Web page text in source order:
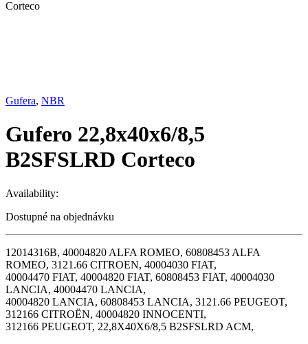
Corteco
Gufera, NBR
Gufero 22,8x40x6/8,5
B2SFSLRD Corteco
Availability:
Dostupné na objednávku
12014316B, 40004820 ALFA ROMEO, 60808453 ALFA
ROMEO, 3121.66 CITROEN, 40004030 FIAT,
40004470 FIAT, 40004820 FIAT, 60808453 FIAT, 40004030
LANCIA, 40004470 LANCIA,
40004820 LANCIA, 60808453 LANCIA, 3121.66 PEUGEOT,
312166 CITROËN, 40004820 INNOCENTI,
312166 PEUGEOT, 22,8X40X6/8,5 B2SFSLRD ACM,